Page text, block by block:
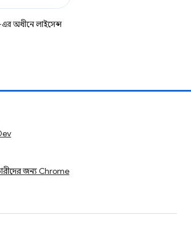
অধীনে লাইসেন্স
জন্য Chrome